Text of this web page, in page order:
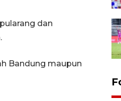
dan
Bandung maupun